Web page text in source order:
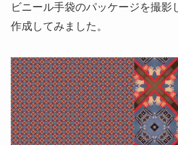
ビニール手袋のパッケージを撮影
作成してみました。